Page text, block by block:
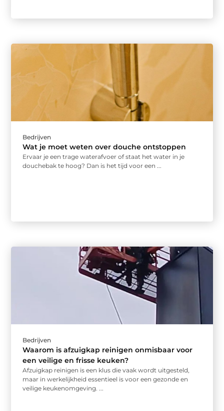
Bedrijven
Wat je moet weten over douche ontstoppen
Ervaar je een trage waterafvoer of staat het water in je
douchebak te hoog? Dan is het tijd voor een ...
Bedrijven
Waarom is afzuigkap reinigen onmisbaar voor
een veilige en frisse keuken?
Afzuigkap reinigen is een klus die vaak wordt uitgesteld,
maar in werkelijkheid essentieel is voor een gezonde en
veilige keukenomgeving. ...